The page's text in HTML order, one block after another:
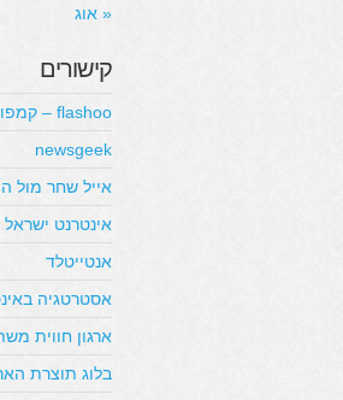
« אוג
קישורים
flashoo – קמפוס הפלאש הישראלי
newsgeek
אייל שחר מול
אינטרנט ישראל
אנטייטלד
אסטרטגיה
ארגון חווית
בלוג תוצרת